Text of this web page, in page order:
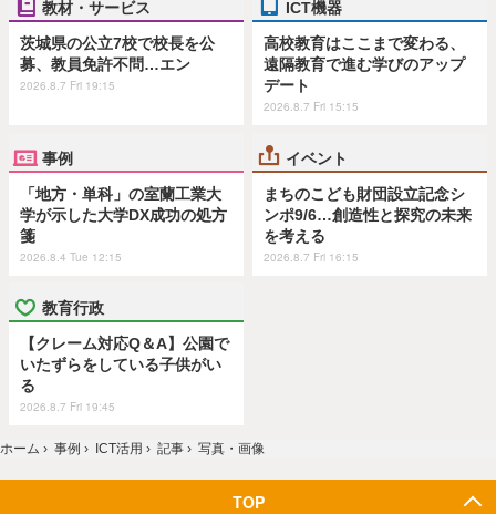
教材・サービス
茨城県の公立7校で校長を公
募、教員免許不問…エン
2026.8.7 Fri 19:15
ICT機器
高校教育はここまで変わる、
遠隔教育で進む学びのアップ
デート
2026.8.7 Fri 15:15
事例
「地方・単科」の室蘭工業大
学が示した大学DX成功の処方
箋
2026.8.4 Tue 12:15
イベント
まちのこども財団設立記念シ
ンポ9/6…創造性と探究の未来
を考える
2026.8.7 Fri 16:15
教育行政
【クレーム対応Q＆A】公園で
いたずらをしている子供がい
る
2026.8.7 Fri 19:45
ホーム › 事例 › ICT活用 › 記事 › 写真・画像
TOP